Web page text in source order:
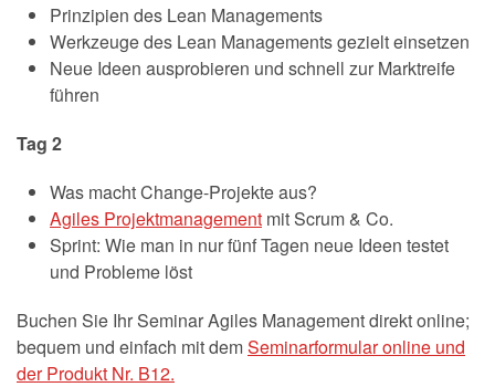
Prinzipien des Lean Managements
Werkzeuge des Lean Managements gezielt einsetzen
Neue Ideen ausprobieren und schnell zur Marktreife
führen
Tag 2
Was macht Change-Projekte aus?
Agiles Projektmanagement mit Scrum & Co.
Sprint: Wie man in nur fünf Tagen neue Ideen testet
und Probleme löst
Buchen Sie Ihr Seminar Agiles Management direkt online;
bequem und einfach mit demSeminarformular online und
der Produkt Nr. B12.